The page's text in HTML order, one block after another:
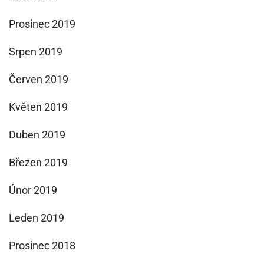
Prosinec 2019
Srpen 2019
Červen 2019
Květen 2019
Duben 2019
Březen 2019
Únor 2019
Leden 2019
Prosinec 2018